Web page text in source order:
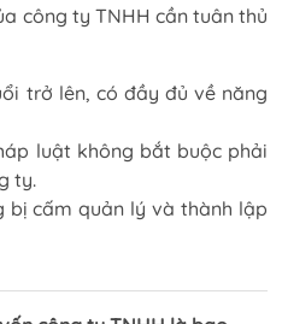
công ty TNHH cần tuân thủ
trở lên, có đầy đủ về năng
luật không bắt buộc phải
ty.
bị cấm quản lý và thành lập